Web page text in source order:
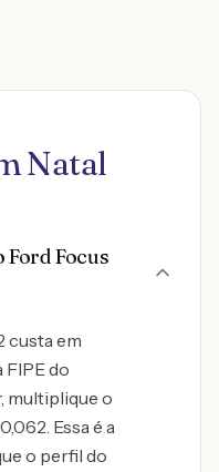
Natal
Ford Focus
custa em
FIPE do
multiplique o
Essa é a
o perfil do